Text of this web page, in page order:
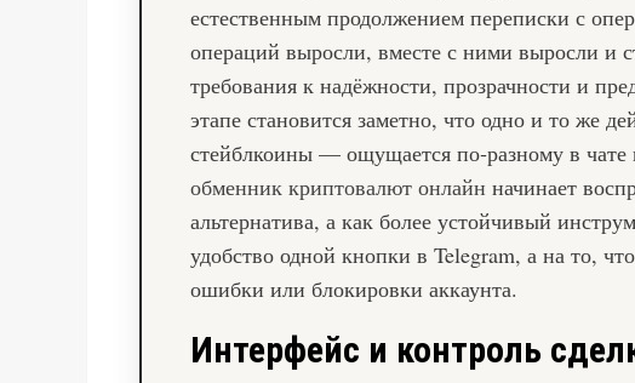
естественным продолжением переписки с
операций выросли, вместе с ними выросли и
требования к надёжности, прозрачности и
этапе становится заметно, что одно и то же
стейблкоины — ощущается по‑разному в чате
обменник криптовалют онлайн начинает
альтернатива, а как более устойчивый
удобство одной кнопки в Telegram, а на то,
ошибки или блокировки аккаунта.
Интерфейс и контроль